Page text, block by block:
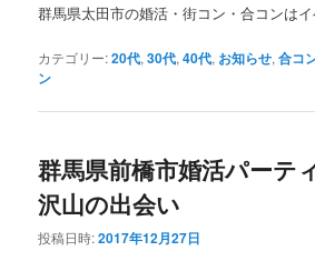
群馬県太田市の婚活・街コン・合コンは
カテゴリー:20代,30代,40代, お知らせ,合コ
ン
群馬県前橋市婚活パーテ
沢山の出会い
投稿日時:2017年12月27日